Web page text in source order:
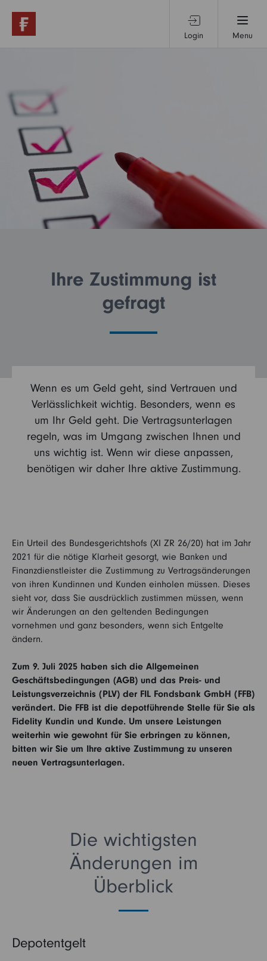
Login Menu
Themen & Märkte
Wissen
Über uns
FFB (Kunden)
Sie sind noch kein Fidelity Kunde?
Sie sind bereits Fidelity Kunde?
Ihre Zustimmung ist
gefragt
Wenn es um Geld geht, sind Vertrauen und
Verlässlichkeit wichtig. Besonders, wenn es
um Ihr Geld geht. Die Vertragsunterlagen
regeln, was im Umgang zwischen Ihnen und
uns wichtig ist. Wenn wir diese anpassen,
benötigen wir daher Ihre aktive Zustimmung.
Ein Urteil des Bundesgerichtshofs (XI ZR 26/20) hat im Jahr
2021 für die nötige Klarheit gesorgt, wie Banken und
Finanzdienstleister die Zustimmung zu Vertragsänderungen
von ihren Kundinnen und Kunden einholen müssen. Dieses
sieht vor, dass Sie ausdrücklich zustimmen müssen, wenn
wir Änderungen an den geltenden Bedingungen
vornehmen und ganz besonders, wenn sich Entgelte
ändern.
Zum 9. Juli 2025 haben sich die Allgemeinen
Geschäftsbedingungen (AGB) und das Preis- und
Leistungsverzeichnis (PLV) der FIL Fondsbank GmbH (FFB)
verändert. Die FFB ist die depotführende Stelle für Sie als
Fidelity Kundin und Kunde. Um unsere Leistungen
weiterhin wie gewohnt für Sie erbringen zu können,
bitten wir Sie um Ihre aktive Zustimmung zu unseren
neuen Vertragsunterlagen.
Die wichtigsten
Änderungen im
Überblick
Depotentgelt